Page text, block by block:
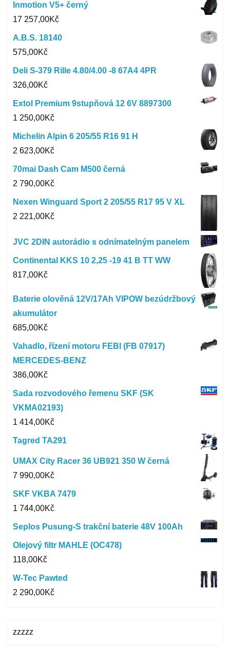
Inmotion V5+ černý
17 257,00Kč
A.B.S. 18140
575,00Kč
Deli S-379 Rille 4.80/4.00 -8 67A4 4PR
326,00Kč
Extol Premium 9stupňová 12 6V 8897300
1 250,00Kč
Michelin Alpin 6 205/55 R16 91 H
2 623,00Kč
70mai Dash Cam M500 černá
2 790,00Kč
Nexen Winguard Sport 2 205/55 R17 95 V XL
2 221,00Kč
JVC 2DIN autorádio s odnímatelným panelem
Continental KKS 10 2,25 -19 41 B TT WW
817,00Kč
Baterie olověná 12V/17Ah VIPOW bezúdržbový
akumulátor
685,00Kč
Vahadlo, řízení motoru FEBI (FB 07917)
MERCEDES-BENZ
386,00Kč
Sada rozvodového řemenu SKF (SK
VKMA02193)
1 414,00Kč
Tagred TA291
UMAX City Racer 36 UB921 350 W černá
7 990,00Kč
SKF VKBA 7479
1 744,00Kč
Seplos Pusung-S trakční baterie 48V 100Ah
Olejový filtr MAHLE (OC478)
118,00Kč
W-Tec Pawted
2 290,00Kč
zzzzz